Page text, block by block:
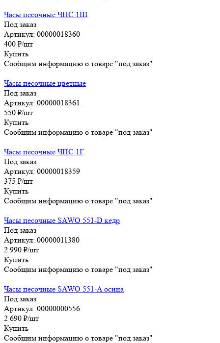
Часы песочные ЧПС 1Ш
Под заказ
Артикул: 00000018360
400 ₽/шт
Купить
Сообщим информацию о товаре "под заказ"
Часы песочные цветные
Под заказ
Артикул: 00000018361
550 ₽/шт
Купить
Сообщим информацию о товаре "под заказ"
Часы песочные ЧПС 1Г
Под заказ
Артикул: 00000018359
375 ₽/шт
Купить
Сообщим информацию о товаре "под заказ"
Часы песочные SAWO 551-D кедр
Под заказ
Артикул: 00000011380
2 990 ₽/шт
Купить
Сообщим информацию о товаре "под заказ"
Часы песочные SAWO 551-A осина
Под заказ
Артикул: 00000000556
2 690 ₽/шт
Купить
Сообщим информацию о товаре "под заказ"